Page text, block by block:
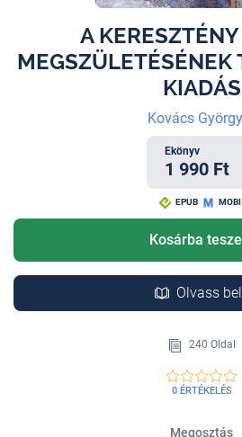
A
MEGSZÜLETÉSÉNEK
KIADÁS
Kovács György
Ekönyv
1 990 Ft
EPUB MOBI
Kosárba
Olvass
240 Oldal
0 ÉRTÉKELÉS
Megosztás